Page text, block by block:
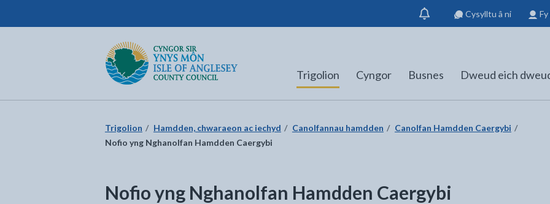
Dangos
hysbysiad
Cysylltu â ni
Cyngor Sir Ynys MônDychwelyd i'r dudalen gartref
Trigolion Cyngor Busnes Dweud eich
Trigolion Hamdden, chwaraeon ac iechyd Canolfannau hamdden
Canolfan Hamdden Caergybi
Nofio yng Nghanolfan Hamdden Caergybi
Nofio yng Nghanolfan Hamdden Caergybi